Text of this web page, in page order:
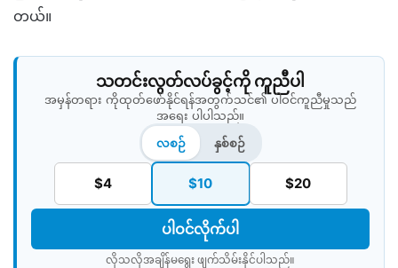
တယ်။
သတင်းလွတ်လပ်ခွင့်ကို ကူညီပါ
အမှန်တရား ကိုထုတ်ဖော်နိုင်ရန်အတွက်သင်၏ ပါဝင်ကူညီမှုသည်
အရေး ပါပါသည်။
လစဉ်
နှစ်စဉ်
$4 $10 $20
ပါဝင်လိုက်ပါ
လိုသလိုအချိန်မရွေး ဖျက်သိမ်းနိုင်ပါသည်။​